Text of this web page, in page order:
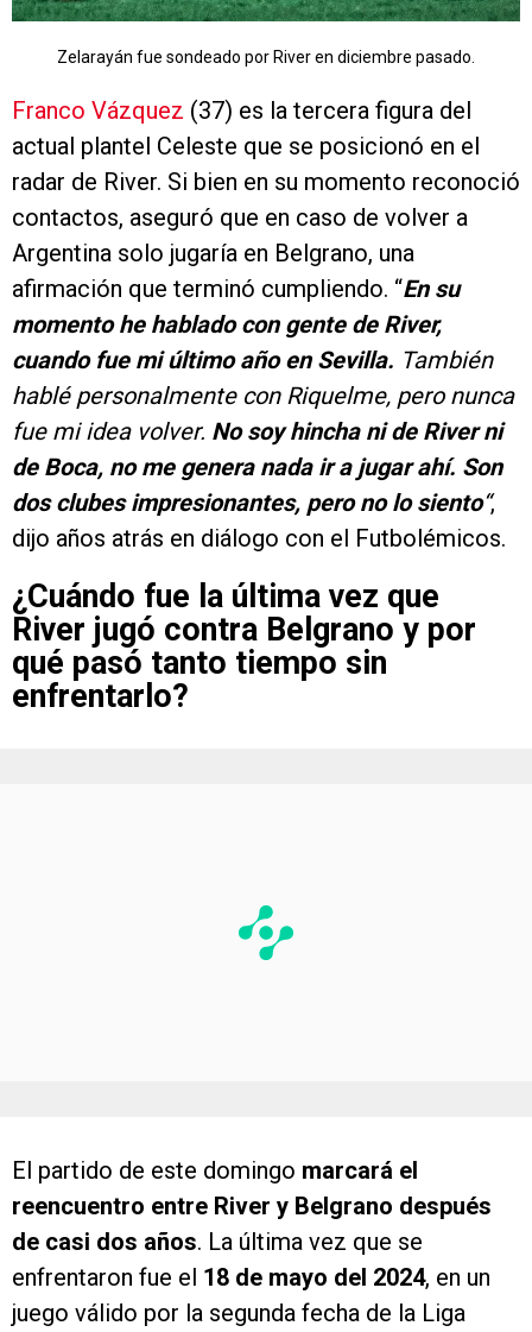
Zelarayán fue sondeado por River en diciembre pasado.
Franco Vázquez (37) es la tercera figura del
actual plantel Celeste que se posicionó en el
radar de River. Si bien en su momento reconoció
contactos, aseguró que en caso de volver a
Argentina solo jugaría en Belgrano, una
afirmación que terminó cumpliendo. “En su
momento he hablado con gente de River,
cuando fue mi último año en Sevilla. También
hablé personalmente con Riquelme, pero nunca
fue mi idea volver. No soy hincha ni de River ni
de Boca, no me genera nada ir a jugar ahí. Son
dos clubes impresionantes, pero no lo siento“,
dijo años atrás en diálogo con el Futbolémicos.
¿Cuándo fue la última vez que
River jugó contra Belgrano y por
qué pasó tanto tiempo sin
enfrentarlo?
El partido de este domingo marcará el
reencuentro entre River y Belgrano después
de casi dos años. La última vez que se
enfrentaron fue el 18 de mayo del 2024, en un
juego válido por la segunda fecha de la Liga